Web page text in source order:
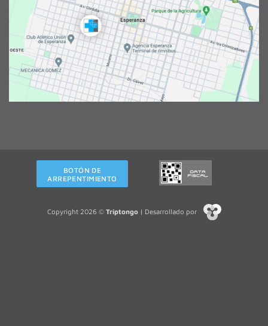
BOTÓN DE
ARREPENTIMIENTO
Copyright 2026 © Triptongo| Desarrollado por